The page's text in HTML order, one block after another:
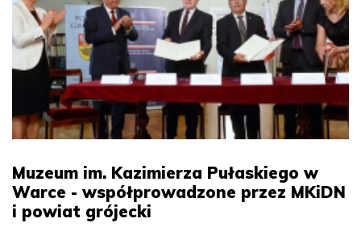
Muzeum im. Kazimierza Pułaskiego w
Warce - współprowadzone przez MKiDN
i powiat grójecki